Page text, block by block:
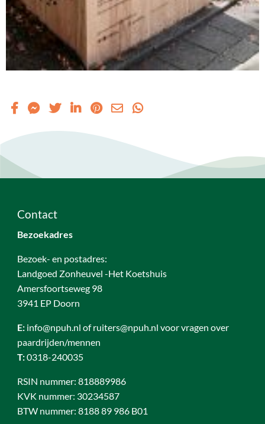
Contact
Bezoekadres
Bezoek- en postadres:
Landgoed Zonheuvel -Het Koetshuis
Amersfoortseweg 98
3941 EP Doorn
E:info@npuh.nl of ruiters@npuh.nl voor vragen over
paardrijden/mennen
T:0318-240035
RSIN nummer: 818889986
KVK nummer: 30234587
BTW nummer: 8188 89 986 B01